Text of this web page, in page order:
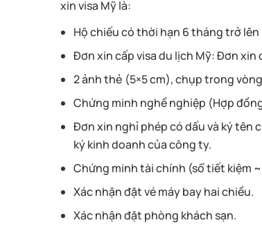
xin visa Mỹ là:
Hộ chiếu có thời hạn 6 tháng trở
Đơn xin cấp visa du lịch Mỹ: Đơn xin
2 ảnh thẻ (5×5 cm), chụp trong
Chứng minh nghề nghiệp (Hợp
Đơn xin nghỉ phép có dấu và ký tên
ký kinh doanh của công ty.
Chứng minh tài chính (sổ tiết kiệm
Xác nhận đặt vé máy bay hai chiều.
Xác nhận đặt phòng khách sạn.